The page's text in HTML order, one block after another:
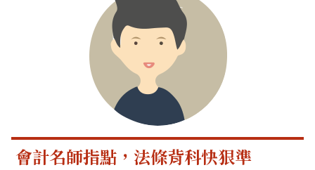
會計名師指點，法條背科快狠準